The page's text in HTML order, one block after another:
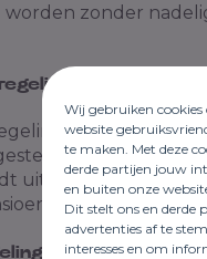
Wij gebruiken
website
te maken. Met deze
derde partijen jouw
en buiten onze
Dit stelt ons en derde
advertenties af te
interesses en om
worden zonder
nu ook voor
uit de cao
voor
uitzendkrachten in
te gaan als hun
vanaf 2026